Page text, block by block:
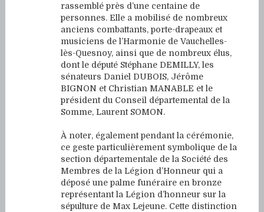
rassemblé près d’une centaine de
personnes. Elle a mobilisé de nombreux
anciens combattants, porte-drapeaux et
musiciens de l’Harmonie de Vauchelles-
lès-Quesnoy, ainsi que de nombreux élus,
dont le député Stéphane DEMILLY, les
sénateurs Daniel DUBOIS, Jérôme
BIGNON et Christian MANABLE et le
président du Conseil départemental de la
Somme, Laurent SOMON.
À noter, également pendant la cérémonie,
ce geste particulièrement symbolique de la
section départementale de la Société des
Membres de la Légion d’Honneur qui a
déposé une palme funéraire en bronze
représentant la Légion d’honneur sur la
sépulture de Max Lejeune. Cette distinction